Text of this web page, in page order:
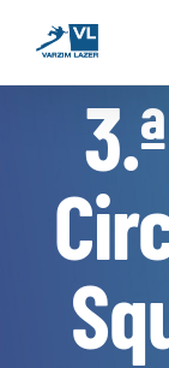
content